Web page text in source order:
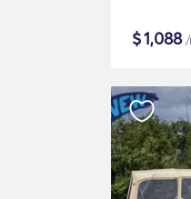
$1,088/